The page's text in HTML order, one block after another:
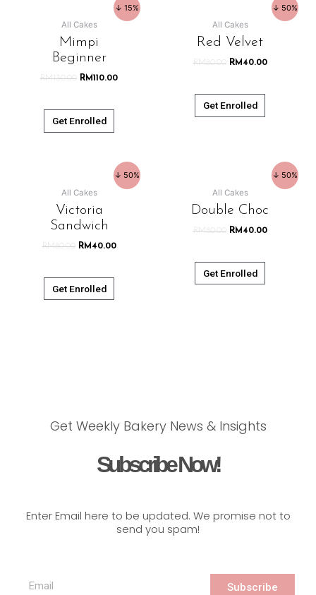
↓ 15%
All Cakes
Mimpi
Beginner
RM130.00 RM110.00
Get Enrolled
↓ 50%
All Cakes
Red Velvet
RM80.00 RM40.00
Get Enrolled
↓ 50%
All Cakes
Victoria
Sandwich
RM80.00 RM40.00
Get Enrolled
↓ 50%
All Cakes
Double Choc
RM80.00 RM40.00
Get Enrolled
Get Weekly Bakery News & Insights
Subscribe Now!
Enter Email here to be updated. We promise not to
send you spam!
Subscribe